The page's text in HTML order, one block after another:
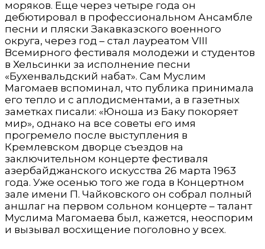
моряков. Еще через четыре года он
дебютировал в профессиональном Ансамбле
песни и пляски Закавказского военного
округа, через год – стал лауреатом VIII
Всемирного фестиваля молодежи и студентов
в Хельсинки за исполнение песни
«Бухенвальдский набат». Сам Муслим
Магомаев вспоминал, что публика принимала
его тепло и с аплодисментами, а в газетных
заметках писали: «Юноша из Баку покоряет
мир», однако на все советы его имя
прогремело после выступления в
Кремлевском дворце съездов на
заключительном концерте фестиваля
азербайджанского искусства 26 марта 1963
года. Уже осенью того же года в Концертном
зале имени П. Чайковского он собрал полный
аншлаг на первом сольном концерте – талант
Муслима Магомаева был, кажется, неоспорим
и вызывал восхищение поголовно у всех.